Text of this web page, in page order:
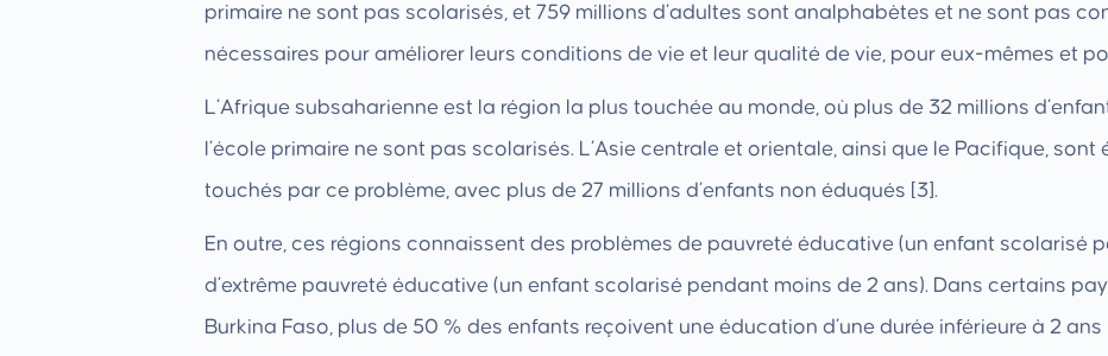
primaire ne sont pas scolarisés, et 759 millions d’adultes sont analphabètes et ne sont pas
nécessaires pour améliorer leurs conditions de vie et leur qualité de vie, pour eux-mêmes et
L’Afrique subsaharienne est la région la plus touchée au monde, où plus de 32 millions
l’école primaire ne sont pas scolarisés. L’Asie centrale et orientale, ainsi que le Pacifique,
touchés par ce problème, avec plus de 27 millions d’enfants non éduqués [3].
En outre, ces régions connaissent des problèmes de pauvreté éducative (un enfant scolarisé
d’extrême pauvreté éducative (un enfant scolarisé pendant moins de 2 ans). Dans certains
Burkina Faso, plus de 50 % des enfants reçoivent une éducation d’une durée inférieure à 2 ans